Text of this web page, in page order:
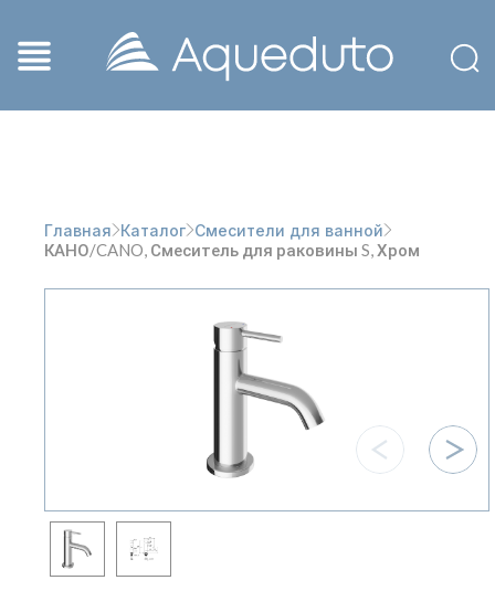
Главная Каталог Смесители для ванной
КАНО/CANO, Смеситель для раковины S, Хром